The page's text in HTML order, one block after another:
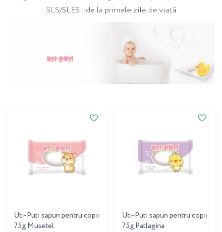
SLS/SLES · de la primele zile de viață
Uti-Puti sapun pentru copii
75g Musetel
Uti-Puti sapun pentru copii
75g Patlagina